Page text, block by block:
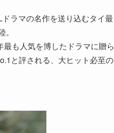
ラマの名作を送り込むタイ最
も人気を博したドラマに贈ら
と評される、大ヒット必至の